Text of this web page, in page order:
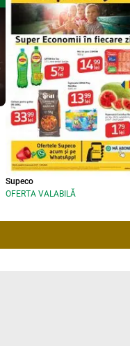
Supeco
OFERTA VALABILĂ